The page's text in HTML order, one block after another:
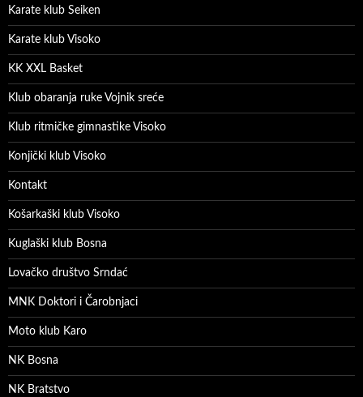
Karate klub Seiken
Karate klub Visoko
KK XXL Basket
Klub obaranja ruke Vojnik sreće
Klub ritmičke gimnastike Visoko
Konjički klub Visoko
Kontakt
Košarkaški klub Visoko
Kuglaški klub Bosna
Lovačko društvo Srndać
MNK Doktori i Čarobnjaci
Moto klub Karo
NK Bosna
NK Bratstvo